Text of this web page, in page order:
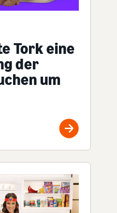
Tork eine
der
um